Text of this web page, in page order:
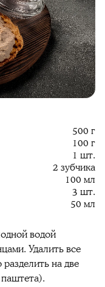
500 г
100 г
1 шт.
2 зубчика
100 мл
3 шт.
50 мл
водой
Удалить все
на две